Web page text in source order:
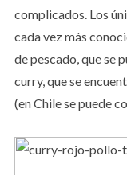
complicados. Los
cada vez más
de pescado, que se
curry, que se
(en Chile se puede